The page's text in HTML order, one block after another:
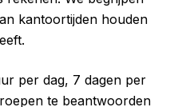
kantoortijden houden
per dag, 7 dagen per
te beantwoorden